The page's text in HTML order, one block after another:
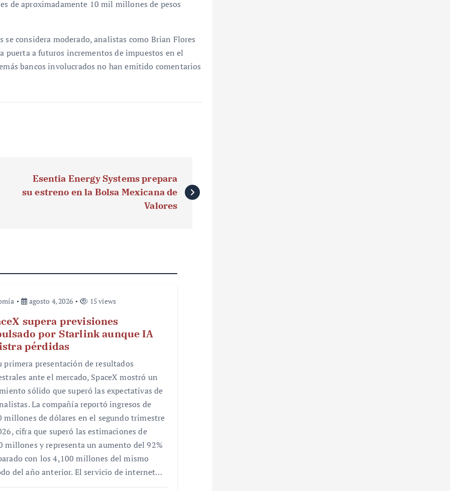
de aproximadamente 10 mil millones de pesos
considera moderado, analistas como Brian Flores
a futuros incrementos de impuestos en el
bancos involucrados no han emitido comentarios
Esentia Energy Systems prepara
su estreno en la Bolsa Mexicana de
Valores
agosto 4, 2026 15 views
supera previsiones
por Starlink aunque IA
pérdidas
primera presentación de resultados
ante el mercado, SpaceX mostró un
sólido que superó las expectativas de
La compañía reportó ingresos de
millones de dólares en el segundo trimestre
cifra que superó las estimaciones de
millones y representa un aumento del 92%
con los 4,100 millones del mismo
del año anterior. El servicio de internet…